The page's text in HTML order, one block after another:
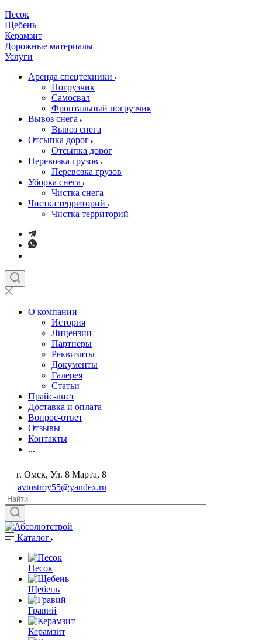
Песок
Щебень
Керамзит
Дорожные материалы
Услуги
Аренда спецтехники
Погрузчик
Самосвал
Фронтальный погрузчик
Вывоз снега
Вывоз снега
Отсыпка дорог
Отсыпка дорог
Перевозка грузов
Перевозка грузов
Уборка снега
Чистка снега
Чистка территорий
Чистка территорий
О компании
История
Лицензии
Партнеры
Реквизиты
Документы
Галерея
Статьи
Прайс-лист
Доставка и оплата
Вопрос-ответ
Отзывы
Контакты
...
г. Омск, Ул. 8 Марта, 8
avtostroy55@yandex.ru
Каталог
Песок
Щебень
Гравий
Керамзит